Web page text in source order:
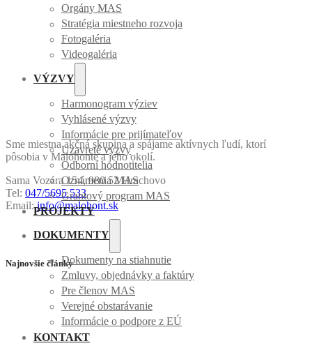
Orgány MAS
Stratégia miestneho rozvoja
Fotogaléria
Videogaléria
VÝZVY
Harmonogram výziev
Vyhlásené výzvy
Informácie pre prijímateľov
Uzavreté výzvy
Odborní hodnotitelia
Oznámenia MAS
Grantový program MAS
PROJEKTY
DOKUMENTY
Dokumenty na stiahnutie
Zmluvy, objednávky a faktúry
Pre členov MAS
Verejné obstarávanie
Informácie o podpore z EÚ
KONTAKT
Sme miestna akčná skupina a spájame aktívnych ľudí, ktorí
pôsobia v Malohonte a jeho okolí.
Sama Vozára 154, 980 52 Hrachovo
Tel: 047/5695 533
Email:info@malohont.sk
Najnovšie články